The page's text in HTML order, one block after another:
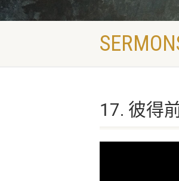
17. 彼得